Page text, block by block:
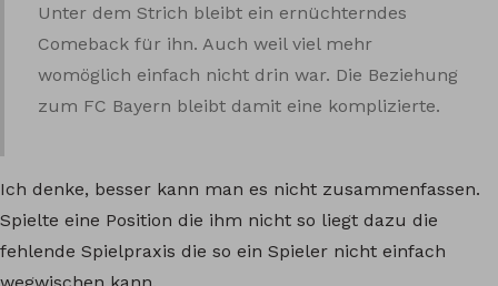
Unter dem Strich bleibt ein ernüchterndes
Comeback für ihn. Auch weil viel mehr
womöglich einfach nicht drin war. Die Beziehung
zum FC Bayern bleibt damit eine komplizierte.
Ich denke, besser kann man es nicht zusammenfassen.
Spielte eine Position die ihm nicht so liegt dazu die
fehlende Spielpraxis die so ein Spieler nicht einfach
wegwischen kann.